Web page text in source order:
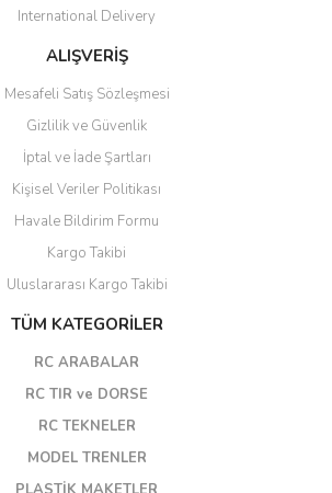
International Delivery
ALIŞVERİŞ
Mesafeli Satış Sözleşmesi
Gizlilik ve Güvenlik
İptal ve İade Şartları
Kişisel Veriler Politikası
Havale Bildirim Formu
Kargo Takibi
Uluslararası Kargo Takibi
TÜM KATEGORİLER
RC ARABALAR
RC TIR ve DORSE
RC TEKNELER
MODEL TRENLER